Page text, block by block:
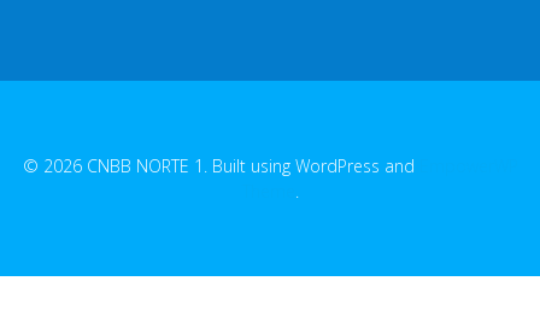
© 2026 CNBB NORTE 1. Built using WordPress and
.